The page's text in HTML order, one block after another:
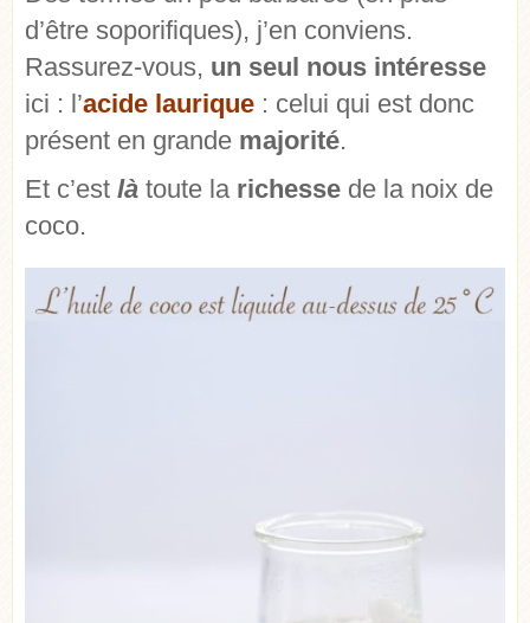
d’être soporifiques), j’en conviens.
Rassurez-vous, un seul nous intéresse
ici : l’acide laurique : celui qui est donc
présent en grande majorité.
Et c’est là toute la richesse de la noix de
coco.